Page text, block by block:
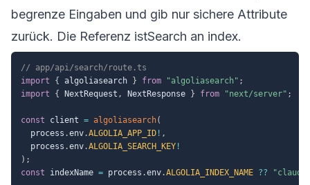
begrenze Eingaben und gib nur sichere Attribute
zurück. Die Referenz istSearch an index.
// app/api/search/route.ts
import
{ algoliasearch } from "algoliasearch" ;
import
{ NextRequest , NextResponse } from "next/server" ;
const client = algoliasearch(
  process
.env.ALGOLIA_APP_ID ! ,
  process
.env.ALGOLIA_SEARCH_KEY !
) ;
const indexName = process .env.ALGOLIA_INDEX_NAME ??